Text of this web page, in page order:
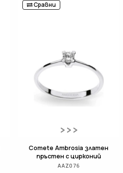
Сравни
Comete Ambrosia златен
пръстен с цирконий
AAZ076